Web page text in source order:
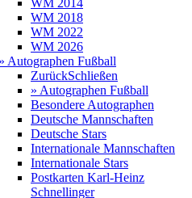
WM 2014
WM 2018
WM 2022
WM 2026
» Autographen Fußball
ZurückSchließen
» Autographen Fußball
Besondere Autographen
Deutsche Mannschaften
Deutsche Stars
Internationale Mannschaften
Internationale Stars
Postkarten Karl-Heinz
Schnellinger